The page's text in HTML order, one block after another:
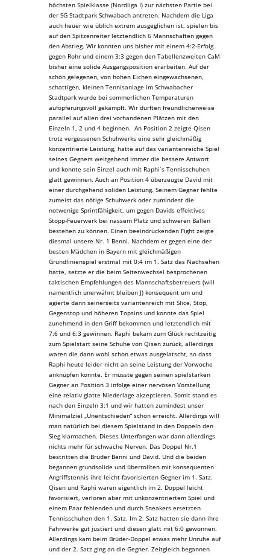
höchsten Spielklasse (Nordliga I) zur nächsten Partie bei
der SG Stadtpark Schwabach antreten. Nachdem die Liga
auch heuer wie üblich extrem ausgeglichen ist, spielen bis
auf den Spitzenreiter letztendlich 6 Mannschaften gegen
den Abstieg. Wir konnten uns bisher mit einem 4:2-Erfolg
gegen Rohr und einem 3:3 gegen den Tabellenzweiten CaM
bisher eine solide Ausgangsposition erarbeiten. Auf der
schön gelegenen, von hohen Eichen eingewachsenen,
schattigen, kleinen Tennisanlage im Schwabacher
Stadtpark wurde bei sommerlichen Temperaturen
aufopferungsvoll gekämpft. Wir durften freundlicherweise
parallel auf allen drei vorhandenen Plätzen mit den
Einzeln 1, 2 und 4 beginnen. An Position 2 zeigte Qisen
trotz vergessenen Schuhwerks eine sehr gleichmäßig
konzentrierte Leistung, hatte auf das variantenreiche Spiel
seines Gegners weitgehend immer die bessere Antwort
und konnte sein Einzel auch mit Raphi´s Tennisschuhen
glatt gewinnen. Auch an Position 4 überzeugte David mit
einer durchgehend soliden Leistung. Seinem Gegner fehlte
zumeist das nötige Schuhwerk oder zumindest die
notwenige Sprintfähigkeit, um gegen Davids effektives
Stopp-Feuerwerk bei nassem Platz und schweren Bällen
bestehen zu können. Einen beeindruckenden Fight zeigte
diesmal unsere Nr. 1 Benni. Nachdem er gegen eine der
besten Mädchen in Bayern mit gleichmäßigen
Grundlinienspiel erstmal mit 0:4 im 1. Satz das Nachsehen
hatte, setzte er die beim Seitenwechsel besprochenen
taktischen Empfehlungen des Mannschaftsbetreuers (will
namentlich unerwähnt bleiben J) konsequent um und
agierte dann seinerseits variantenreich mit Slice, Stop,
Gegenstop und höheren Topsins und konnte das Spiel
zunehmend in den Griff bekommen und letztendlich mit
7:6 und 6:3 gewinnen. Raphi bekam zum Glück rechtzeitig
zum Spielstart seine Schuhe von Qisen zurück, allerdings
waren die dann wohl schon etwas ausgelatscht, so dass
Raphi heute leider nicht an seine Leistung der Vorwoche
anknüpfen konnte. Er musste gegen seinen spielstarken
Gegner an Position 3 infolge einer nervösen Vorstellung
eine relativ glatte Niederlage akzeptieren. Somit stand es
nach den Einzeln 3:1 und wir hatten zumindest unser
Minimalziel „Unentschieden“ schon erreicht. Allerdings will
man natürlich bei diesem Spielstand in den Doppeln den
Sieg klarmachen. Dieses Unterfangen war dann allerdings
nichts mehr für schwache Nerven. Das Doppel Nr.1
bestritten die Brüder Benni und David. Und die beiden
begannen grundsolide und überrollten mit konsequenten
Angriffstennis ihre leicht favorisierten Gegner im 1. Satz.
Qisen und Raphi waren eigentlich im 2. Doppel leicht
favorisiert, verloren aber mit unkonzentriertem Spiel und
einem Paar fehlenden und durch Sneakers ersetzten
Tennisschuhen den 1. Satz. Im 2. Satz hatten sie dann ihre
Fahrwerke gut justiert und diesen glatt mit 6:0 gewonnen.
Allerdings kam beim Brüder-Doppel etwas mehr Unruhe auf
und der 2. Satz ging an die Gegner. Zeitgleich begannen